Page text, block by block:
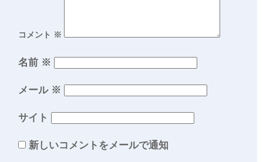
コメント ※
名前 ※
メール ※
サイト
新しいコメントをメールで通知